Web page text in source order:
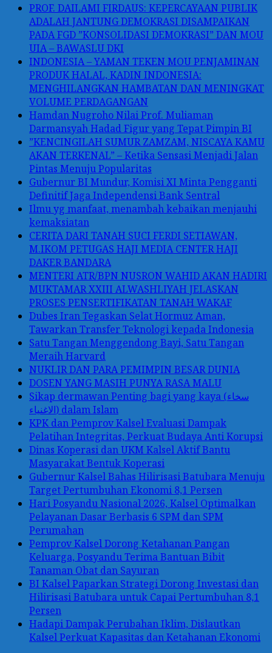
PROF. DAILAMI FIRDAUS: KEPERCAYAAN PUBLIK
ADALAH JANTUNG DEMOKRASI DISAMPAIKAN
PADA FGD ”KONSOLIDASI DEMOKRASI” DAN MOU
UIA – BAWASLU DKI
INDONESIA – YAMAN TEKEN MOU PENJAMINAN
PRODUK HALAL, KADIN INDONESIA:
MENGHILANGKAN HAMBATAN DAN MENINGKAT
VOLUME PERDAGANGAN
Hamdan Nugroho Nilai Prof. Muliaman
Darmansyah Hadad Figur yang Tepat Pimpin BI
”KENCINGILAH SUMUR ZAMZAM, NISCAYA KAMU
AKAN TERKENAL” – Ketika Sensasi Menjadi Jalan
Pintas Menuju Popularitas
Gubernur BI Mundur, Komisi XI Minta Pengganti
Definitif Jaga Independensi Bank Sentral
Ilmu yg manfaat, menambah kebaikan menjauhi
kemaksiatan
CERITA DARI TANAH SUCI FERDI SETIAWAN,
M.IKOM PETUGAS HAJI MEDIA CENTER HAJI
DAKER BANDARA
MENTERI ATR/BPN NUSRON WAHID AKAN HADIRI
MUKTAMAR XXIII ALWASHLIYAH JELASKAN
PROSES PENSERTIFIKATAN TANAH WAKAF
Dubes Iran Tegaskan Selat Hormuz Aman,
Tawarkan Transfer Teknologi kepada Indonesia
Satu Tangan Menggendong Bayi, Satu Tangan
Meraih Harvard
NUKLIR DAN PARA PEMIMPIN BESAR DUNIA
DOSEN YANG MASIH PUNYA RASA MALU
Sikap dermawan Penting bagi yang kaya (سخاء
الاغنياء) dalam Islam
KPK dan Pemprov Kalsel Evaluasi Dampak
Pelatihan Integritas, Perkuat Budaya Anti Korupsi
Dinas Koperasi dan UKM Kalsel Aktif Bantu
Masyarakat Bentuk Koperasi
Gubernur Kalsel Bahas Hilirisasi Batubara Menuju
Target Pertumbuhan Ekonomi 8,1 Persen
Hari Posyandu Nasional 2026, Kalsel Optimalkan
Pelayanan Dasar Berbasis 6 SPM dan SPM
Perumahan
Pemprov Kalsel Dorong Ketahanan Pangan
Keluarga, Posyandu Terima Bantuan Bibit
Tanaman Obat dan Sayuran
BI Kalsel Paparkan Strategi Dorong Investasi dan
Hilirisasi Batubara untuk Capai Pertumbuhan 8,1
Persen
Hadapi Dampak Perubahan Iklim, Dislautkan
Kalsel Perkuat Kapasitas dan Ketahanan Ekonomi